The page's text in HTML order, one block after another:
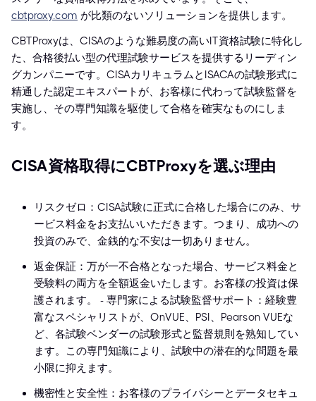
cbtproxy.com が比類のないソリューションを提供します。
CBTProxyは、CISAのような難易度の高いIT資格試験に特化し
た、合格後払い型の代理試験サービスを提供するリーディン
グカンパニーです。CISAカリキュラムとISACAの試験形式に
精通した認定エキスパートが、お客様に代わって試験監督を
実施し、その専門知識を駆使して合格を確実なものにしま
す。
CISA資格取得にCBTProxyを選ぶ理由
リスクゼロ：CISA試験に正式に合格した場合にのみ、サ
ービス料金をお支払いいただきます。つまり、成功への
投資のみで、金銭的な不安は一切ありません。
返金保証：万が一不合格となった場合、サービス料金と
受験料の両方を全額返金いたします。お客様の投資は保
護されます。 - 専門家による試験監督サポート：経験豊
富なスペシャリストが、OnVUE、PSI、Pearson VUEな
ど、各試験ベンダーの試験形式と監督規則を熟知してい
ます。この専門知識により、試験中の潜在的な問題を最
小限に抑えます。
機密性と安全性：お客様のプライバシーとデータセキュ